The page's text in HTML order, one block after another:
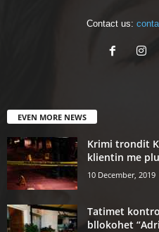
Contact us:
EVEN MORE NEWS
Krimi trondit
klientin me
10 December, 2019
Tatimet
bllokohet